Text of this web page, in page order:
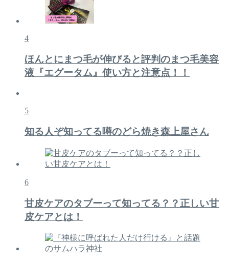
4
ほんとにまつ毛が伸びると評判のまつ毛美容
液『エグータム』使い方と注意点！！
5
知る人ぞ知ってる噂のどら焼き森上屋さん
6
甘皮ケアのタブーって知ってる？？正しい甘
皮ケアとは！